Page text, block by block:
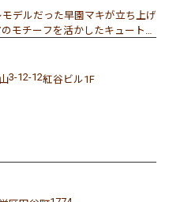
デルだった早園マキが立ち上げ
モチーフを活かしたキュートな
3-12-12紅谷ビル1F